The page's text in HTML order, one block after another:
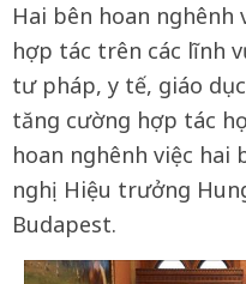
Hai bên hoan nghênh
hợp tác trên các lĩnh
tư pháp, y tế, giáo
tăng cường hợp tác
hoan nghênh việc hai
nghị Hiệu trưởng
Budapest.